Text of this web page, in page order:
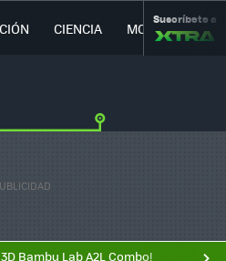
CIENCIA MOVILIDAD
Suscríbete a
Bambu Lab A2L Combo!